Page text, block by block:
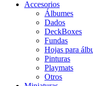
Accesorios
Álbumes
Dados
DeckBoxes
Fundas
Hojas para
Pinturas
Playmats
Otros